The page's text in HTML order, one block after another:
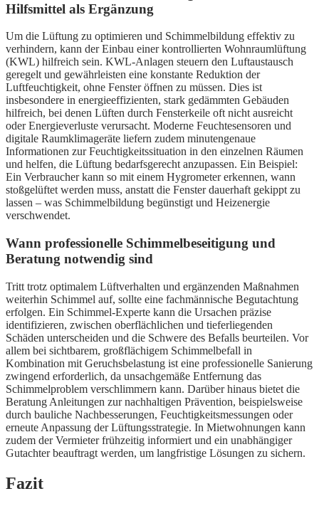
Hilfsmittel als Ergänzung
Um die Lüftung zu optimieren und Schimmelbildung effektiv zu
verhindern, kann der Einbau einer kontrollierten Wohnraumlüftung
(KWL) hilfreich sein. KWL-Anlagen steuern den Luftaustausch
geregelt und gewährleisten eine konstante Reduktion der
Luftfeuchtigkeit, ohne Fenster öffnen zu müssen. Dies ist
insbesondere in energieeffizienten, stark gedämmten Gebäuden
hilfreich, bei denen Lüften durch Fensterkeile oft nicht ausreicht
oder Energieverluste verursacht. Moderne Feuchtesensoren und
digitale Raumklimageräte liefern zudem minutengenaue
Informationen zur Feuchtigkeitssituation in den einzelnen Räumen
und helfen, die Lüftung bedarfsgerecht anzupassen. Ein Beispiel:
Ein Verbraucher kann so mit einem Hygrometer erkennen, wann
stoßgelüftet werden muss, anstatt die Fenster dauerhaft gekippt zu
lassen – was Schimmelbildung begünstigt und Heizenergie
verschwendet.
Wann professionelle Schimmelbeseitigung und
Beratung notwendig sind
Tritt trotz optimalem Lüftverhalten und ergänzenden Maßnahmen
weiterhin Schimmel auf, sollte eine fachmännische Begutachtung
erfolgen. Ein Schimmel-Experte kann die Ursachen präzise
identifizieren, zwischen oberflächlichen und tieferliegenden
Schäden unterscheiden und die Schwere des Befalls beurteilen. Vor
allem bei sichtbarem, großflächigem Schimmelbefall in
Kombination mit Geruchsbelastung ist eine professionelle Sanierung
zwingend erforderlich, da unsachgemäße Entfernung das
Schimmelproblem verschlimmern kann. Darüber hinaus bietet die
Beratung Anleitungen zur nachhaltigen Prävention, beispielsweise
durch bauliche Nachbesserungen, Feuchtigkeitsmessungen oder
erneute Anpassung der Lüftungsstrategie. In Mietwohnungen kann
zudem der Vermieter frühzeitig informiert und ein unabhängiger
Gutachter beauftragt werden, um langfristige Lösungen zu sichern.
Fazit